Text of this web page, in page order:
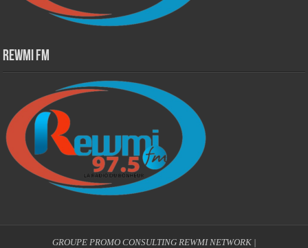
Rewmi Fm
GROUPE PROMO CONSULTING REWMI NETWORK|